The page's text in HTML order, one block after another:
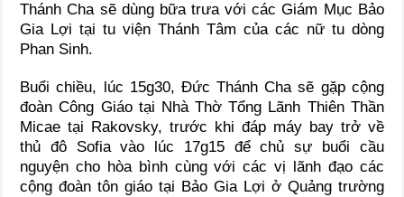
Thánh Cha sẽ dùng bữa trưa với các Giám Mục Bảo
Gia Lợi tại tu viện Thánh Tâm của các nữ tu dòng
Phan Sinh.
Buổi chiều, lúc 15g30, Ðức Thánh Cha sẽ gặp cộng
đoàn Công Giáo tại Nhà Thờ Tổng Lãnh Thiên Thần
Micae tại Rakovsky, trước khi đáp máy bay trở về
thủ đô Sofia vào lúc 17g15 để chủ sự buổi cầu
nguyện cho hòa bình cùng với các vị lãnh đạo các
cộng đoàn tôn giáo tại Bảo Gia Lợi ở Quảng trường